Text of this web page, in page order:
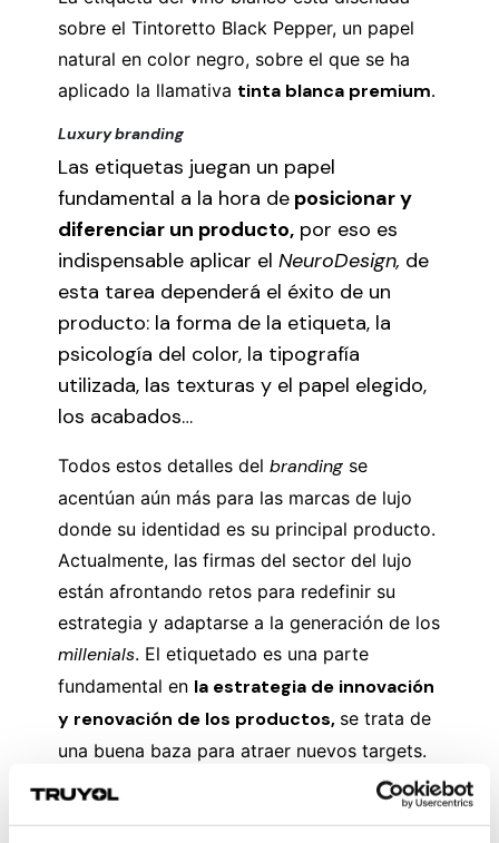
sobre el Tintoretto Black Pepper, un papel
natural en color negro, sobre el que se ha
aplicado la llamativa tinta blanca premium.
Luxury branding
Las etiquetas juegan un papel
fundamental a la hora de posicionar y
diferenciar un producto, por eso es
indispensable aplicar el NeuroDesign, de
esta tarea dependerá el éxito de un
producto: la forma de la etiqueta, la
psicología del color, la tipografía
utilizada, las texturas y el papel elegido,
los acabados…
Todos estos detalles del branding se
acentúan aún más para las marcas de lujo
donde su identidad es su principal producto.
Actualmente, las firmas del sector del lujo
están afrontando retos para redefinir su
estrategia y adaptarse a la generación de los
millenials. El etiquetado es una parte
fundamental en la estrategia de innovación
y renovación de los productos, se trata de
una buena baza para atraer nuevos targets.